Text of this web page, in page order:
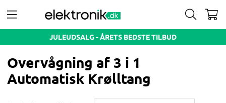
JULEUDSALG - ÅRETS BEDSTE TILBUD
Overvågning af 3 i 1
Automatisk Krølltang